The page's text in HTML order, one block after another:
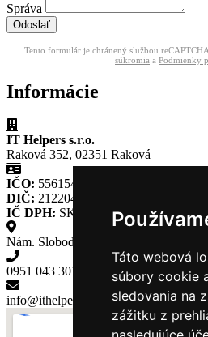
Táto webová
súbory cookie
sledovania na
zážitku z
Správa
Odoslať
Tento formulár je chránený službou
súkromia a Podmienky
Informácie
IT Helpers s.r.o.
Raková 352, 02351 Raková
IČO: 55615465
DIČ: 2122040690
IČ DPH: SK2122040690
Nám. Slobody 365, Kysucké Nové
0951 043 301
info@ithelpers.sk